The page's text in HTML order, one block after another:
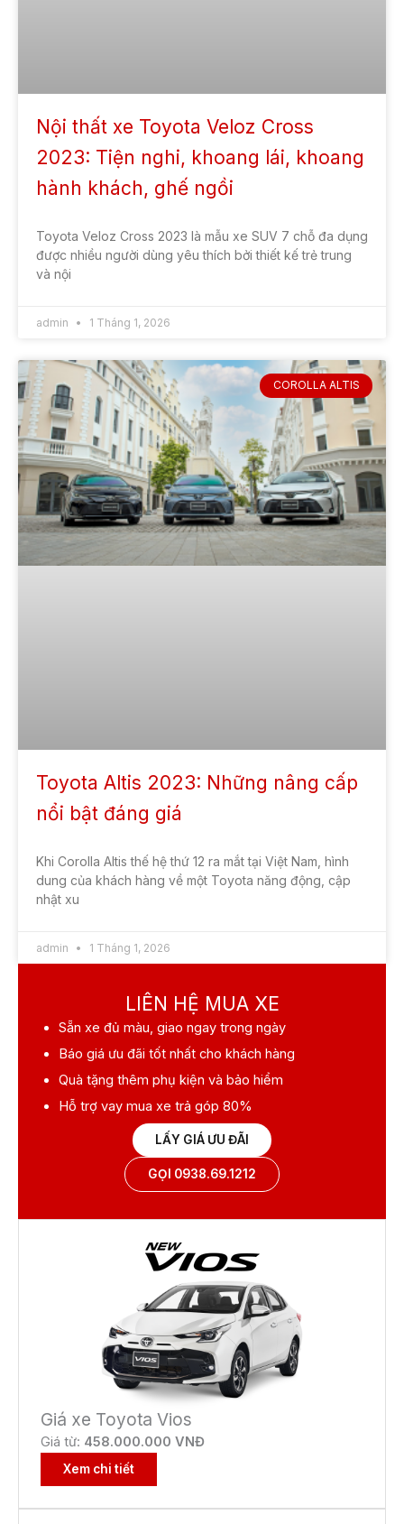
Nội thất xe Toyota Veloz Cross
2023: Tiện nghi, khoang lái, khoang
hành khách, ghế ngồi
Toyota Veloz Cross 2023 là mẫu xe SUV 7 chỗ đa dụng
được nhiều người dùng yêu thích bởi thiết kế trẻ trung
và nội
admin 1 Tháng 1, 2026
COROLLA ALTIS
Toyota Altis 2023: Những nâng cấp
nổi bật đáng giá
Khi Corolla Altis thế hệ thứ 12 ra mắt tại Việt Nam, hình
dung của khách hàng về một Toyota năng động, cập
nhật xu
admin 1 Tháng 1, 2026
LIÊN HỆ MUA XE
Sẵn xe đủ màu, giao ngay trong ngày
Báo giá ưu đãi tốt nhất cho khách hàng
Quà tặng thêm phụ kiện và bảo hiểm
Hỗ trợ vay mua xe trả góp 80%
LẤY GIÁ ƯU ĐÃI
GỌI 0938.69.1212
Giá xe Toyota Vios
Giá từ: 458.000.000 VNĐ
Xem chi tiết